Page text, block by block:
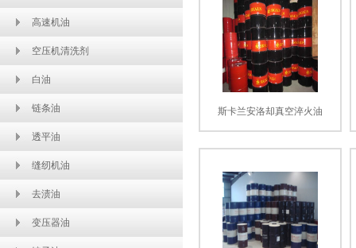
高速机油
空压机清洗剂
白油
链条油
透平油
缝纫机油
去渍油
变压器油
斯卡兰安洛却真空淬火油